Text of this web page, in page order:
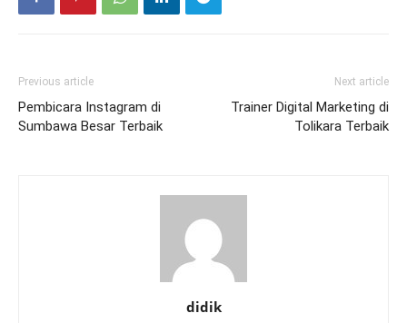
Previous article
Pembicara Instagram di
Sumbawa Besar Terbaik
Next article
Trainer Digital Marketing di
Tolikara Terbaik
didik